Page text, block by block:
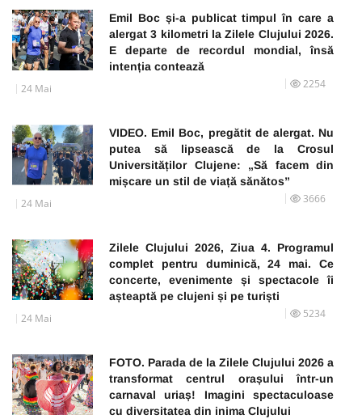
Emil Boc și-a publicat timpul în care a
alergat 3 kilometri la Zilele Clujului 2026.
E departe de recordul mondial, însă
intenția contează
24 Mai 2254
VIDEO. Emil Boc, pregătit de alergat. Nu
putea să lipsească de la Crosul
Universităților Clujene: „Să facem din
mișcare un stil de viață sănătos”
24 Mai 3666
Zilele Clujului 2026, Ziua 4. Programul
complet pentru duminică, 24 mai. Ce
concerte, evenimente și spectacole îi
așteaptă pe clujeni și pe turiști
24 Mai 5234
FOTO. Parada de la Zilele Clujului 2026 a
transformat centrul orașului într-un
carnaval uriaș! Imagini spectaculoase
cu diversitatea din inima Clujului